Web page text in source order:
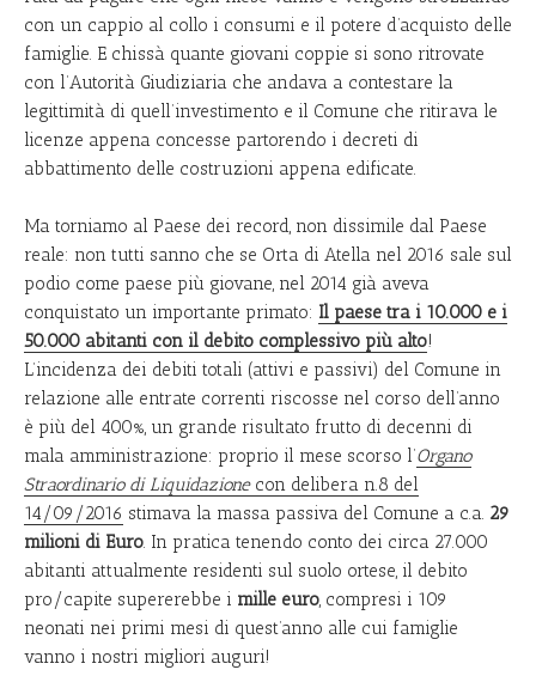
con un cappio al collo i consumi e il potere d’acquisto delle
famiglie. E chissà quante giovani coppie si sono ritrovate
con l’Autorità Giudiziaria che andava a contestare la
legittimità di quell’investimento e il Comune che ritirava le
licenze appena concesse partorendo i decreti di
abbattimento delle costruzioni appena edificate.
Ma torniamo al Paese dei record, non dissimile dal Paese
reale: non tutti sanno che se Orta di Atella nel 2016 sale sul
podio come paese più giovane, nel 2014 già aveva
conquistato un importante primato: Il paese tra i 10.000 e i
50.000 abitanti con il debito complessivo più alto!
L’incidenza dei debiti totali (attivi e passivi) del Comune in
relazione alle entrate correnti riscosse nel corso dell’anno
è più del 400%, un grande risultato frutto di decenni di
mala amministrazione: proprio il mese scorso l’Organo
Straordinario di Liquidazionecon delibera n.8 del
14/09/2016 stimava la massa passiva del Comune a c.a. 29
milioni di Euro . In pratica tenendo conto dei circa 27.000
abitanti attualmente residenti sul suolo ortese, il debito
pro/capite supererebbe i mille euro , compresi i 109
neonati nei primi mesi di quest’anno alle cui famiglie
vanno i nostri migliori auguri!